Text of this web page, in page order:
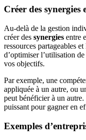
Créer des synergies
Au-delà de la gestion
créer des synergies entre
ressources partageables
d’optimiser l’utilisation de
vos objectifs.
Par exemple, une
appliquée à un autre, ou
peut bénéficier à un
puissant pour gagner en
Exemples